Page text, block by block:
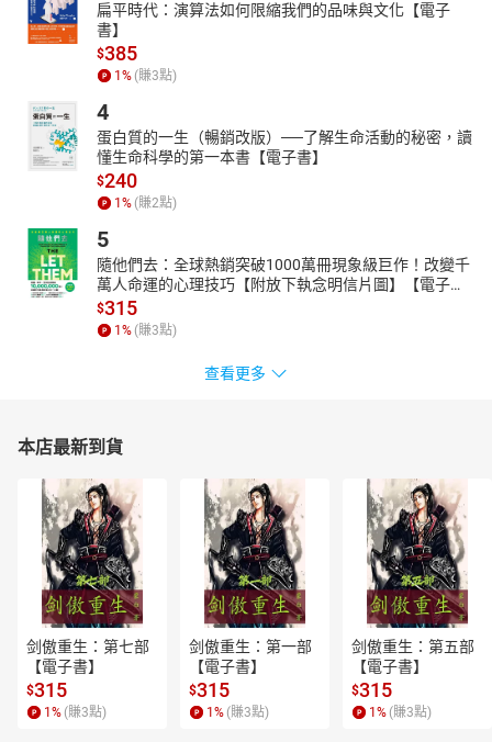
扁平時代：演算法如何限縮我們的品味與文化【電子
書】
$385
1 % (賺3點)
4
蛋白質的一生（暢銷改版）──了解生命活動的秘密，讀
懂生命科學的第一本書【電子書】
$240
1 % (賺2點)
5
隨他們去：全球熱銷突破1000萬冊現象級巨作！改變千
萬人命運的心理技巧【附放下執念明信片圖】【電子
書】
$315
1 % (賺3點)
查看更多
本店最新到貨
剑傲重生：第七部
【電子書】
$315
1 % (賺3點)
剑傲重生：第一部
【電子書】
$315
1 % (賺3點)
剑傲重生：第五部
【電子書】
$315
1 % (賺3點)